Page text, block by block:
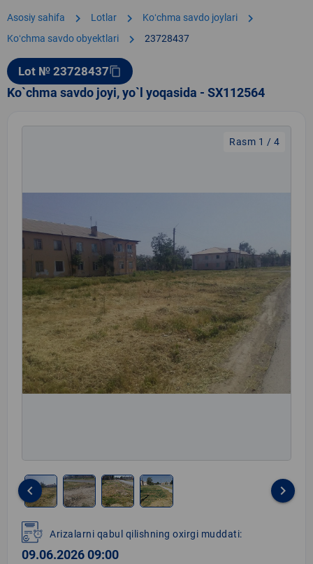
Asosiy sahifa chevron_right Lotlar chevron_right Koʻchma savdo joylari chevron_right
Koʻchma savdo obyektlari chevron_right 23728437
Lot № 23728437content_copy
Ko`chma savdo joyi, yo`l yoqasida - SX112564
Rasm 1 / 4
1
of
4
keyboard_arrow_left keyboard_arrow_right
Arizalarni qabul qilishning oxirgi muddati:
09.06.2026 09:00